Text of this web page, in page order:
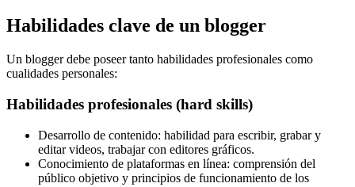
Habilidades clave de un blogger
Un blogger debe poseer tanto habilidades profesionales como
cualidades personales:
Habilidades profesionales (hard skills)
Desarrollo de contenido: habilidad para escribir, grabar y
editar videos, trabajar con editores gráficos.
Conocimiento de plataformas en línea: comprensión del
público objetivo y principios de funcionamiento de los